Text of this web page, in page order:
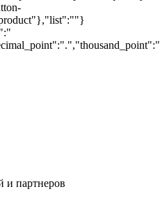
разные задачи. EPD-
отображения цен на
удобны для большого
TFT-дисплеи HangLine стоит
визуального воздействия:
рассказать о товаре или
может использовать EPD-
матрицы, а TFT-дисплеи —
предложений и товаров,
продукта. Такой
управление ценами и
пространства.
для магазинов
и партнеров